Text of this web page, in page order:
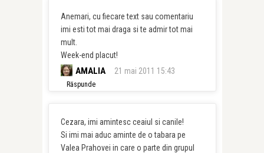
Anemari, cu fiecare text sau comentariu
imi esti tot mai draga si te admir tot mai
mult.
Week-end placut!
AMALIA 21 mai 2011 15:43
Răspunde
Cezara, imi amintesc ceaiul si canile!
Si imi mai aduc aminte de o tabara pe
Valea Prahovei in care o parte din grupul